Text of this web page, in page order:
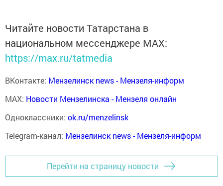
Читайте новости Татарстана в
национальном мессенджере MАХ:
https://max.ru/tatmedia
ВКонтакте: Мензелинск news - Мензеля-информ
MAX: Новости Мензелинска - Мензеля онлайн
Одноклассники: ok.ru/menzelinsk
Telegram-канал: Мензелинск news - Мензеля-информ
Перейти на страницу новости